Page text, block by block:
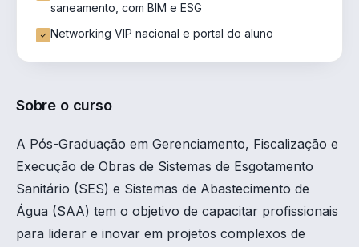
saneamento, com BIM e ESG
Networking VIP nacional e portal do aluno
Sobre o curso
A Pós-Graduação em Gerenciamento, Fiscalização e
Execução de Obras de Sistemas de Esgotamento
Sanitário (SES) e Sistemas de Abastecimento de
Água (SAA) tem o objetivo de capacitar profissionais
para liderar e inovar em projetos complexos de